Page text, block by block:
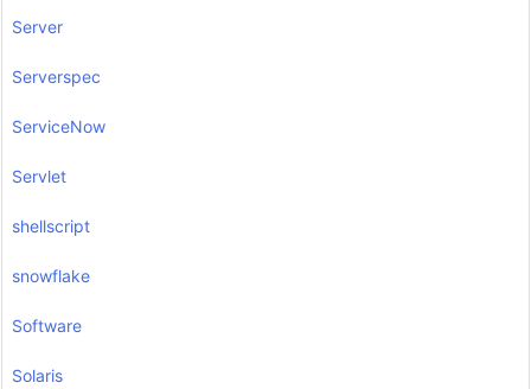
Server
Serverspec
ServiceNow
Servlet
shellscript
snowflake
Software
Solaris